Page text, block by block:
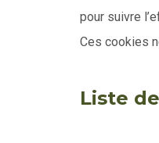
pour suivre
Ces cookies
Liste